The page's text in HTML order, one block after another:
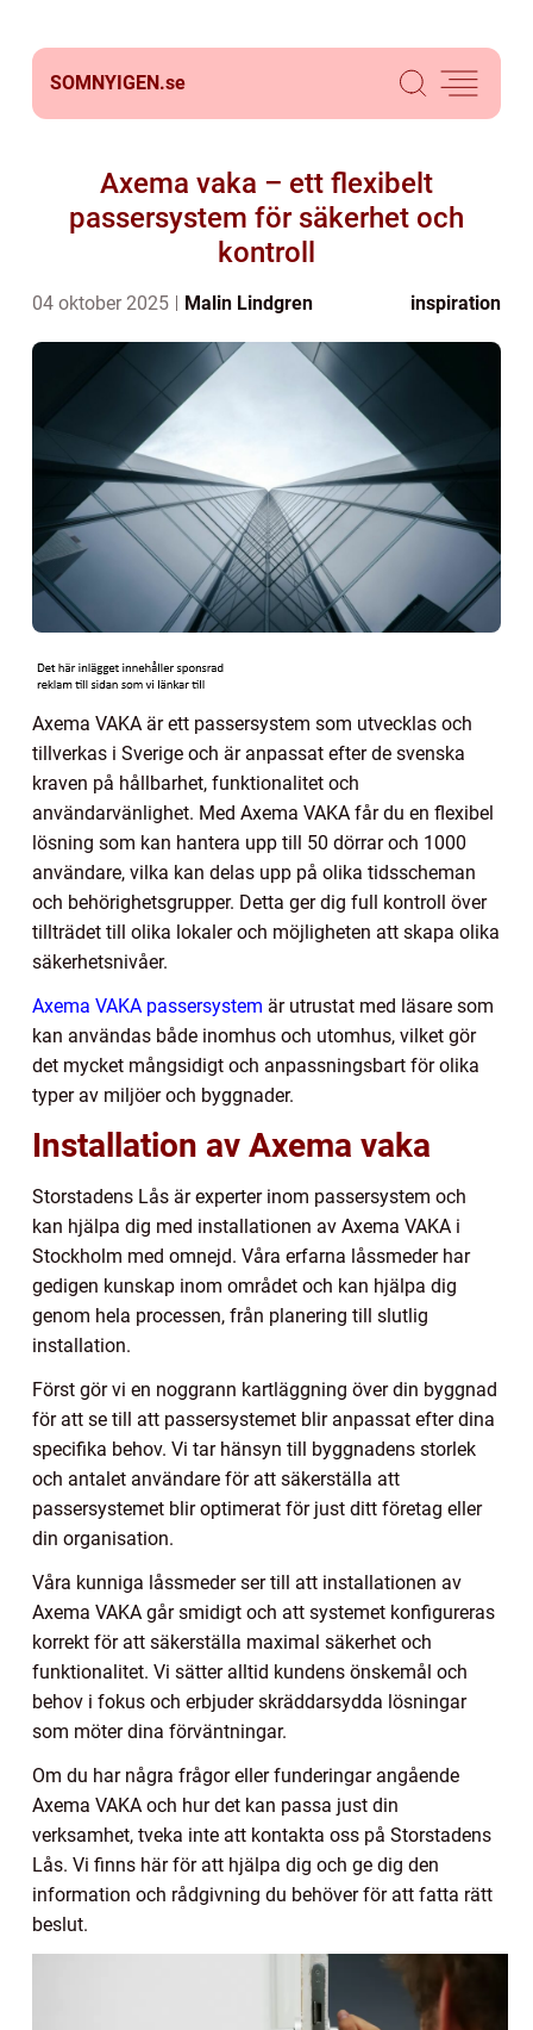
SOMNYIGEN.se
Axema vaka – ett flexibelt
passersystem för säkerhet och
kontroll
04 oktober 2025 Malin Lindgren inspiration
Axema VAKA är ett passersystem som utvecklas och
tillverkas i Sverige och är anpassat efter de svenska
kraven på hållbarhet, funktionalitet och
användarvänlighet. Med Axema VAKA får du en flexibel
lösning som kan hantera upp till 50 dörrar och 1000
användare, vilka kan delas upp på olika tidsscheman
och behörighetsgrupper. Detta ger dig full kontroll över
tillträdet till olika lokaler och möjligheten att skapa olika
säkerhetsnivåer.
Axema VAKA passersystem är utrustat med läsare som
kan användas både inomhus och utomhus, vilket gör
det mycket mångsidigt och anpassningsbart för olika
typer av miljöer och byggnader.
Installation av Axema vaka
Storstadens Lås är experter inom passersystem och
kan hjälpa dig med installationen av Axema VAKA i
Stockholm med omnejd. Våra erfarna låssmeder har
gedigen kunskap inom området och kan hjälpa dig
genom hela processen, från planering till slutlig
installation.
Först gör vi en noggrann kartläggning över din byggnad
för att se till att passersystemet blir anpassat efter dina
specifika behov. Vi tar hänsyn till byggnadens storlek
och antalet användare för att säkerställa att
passersystemet blir optimerat för just ditt företag eller
din organisation.
Våra kunniga låssmeder ser till att installationen av
Axema VAKA går smidigt och att systemet konfigureras
korrekt för att säkerställa maximal säkerhet och
funktionalitet. Vi sätter alltid kundens önskemål och
behov i fokus och erbjuder skräddarsydda lösningar
som möter dina förväntningar.
Om du har några frågor eller funderingar angående
Axema VAKA och hur det kan passa just din
verksamhet, tveka inte att kontakta oss på Storstadens
Lås. Vi finns här för att hjälpa dig och ge dig den
information och rådgivning du behöver för att fatta rätt
beslut.